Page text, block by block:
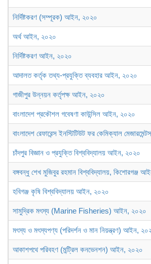
নির্দিষ্টকরণ (সম্পূরক) আইন, ২০২০
অর্থ আইন, ২০২০
নির্দিষ্টকরণ আইন, ২০২০
আদালত কর্তৃক তথ্য-প্রযুক্তি ব্যবহার আইন, ২০২০
গাজীপুর উন্নয়ন কর্তৃপক্ষ আইন, ২০২০
বাংলাদেশ প্রকৌশল গবেষণা কাউন্সিল আইন, ২০২০
বাংলাদেশ রেফারেন্স ইনস্টিটিউট ফর কেমিক্যাল
চাঁদপুর বিজ্ঞান ও প্রযুক্তি বিশ্ববিদ্যালয় আইন, ২০২০
বঙ্গবন্ধু শেখ মুজিবুর রহমান বিশ্ববিদ্যালয়, কিশোরগঞ্জ
হবিগঞ্জ কৃষি বিশ্ববিদ্যালয় আইন, ২০২০
সামুদ্রিক মৎস্য (Marine Fisheries) আইন, ২০২০
মৎস্য ও মৎস্যপণ্য (পরিদর্শন ও মান নিয়ন্ত্রণ) আইন,
আকাশপথে পরিবহণ (মন্ট্রিল কনভেনশন) আইন, ২০২০